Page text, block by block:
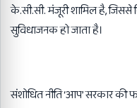
के.सी.सी. मंजूरी शामिल है,
सुविधाजनक हो जाता है।
संशोधित नीति ‘आप’ सरकार